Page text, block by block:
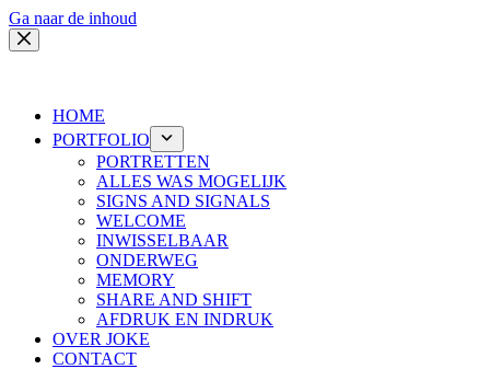
Ga naar de inhoud
HOME
PORTFOLIO
PORTRETTEN
ALLES WAS MOGELIJK
SIGNS AND SIGNALS
WELCOME
INWISSELBAAR
ONDERWEG
MEMORY
SHARE AND SHIFT
AFDRUK EN INDRUK
OVER JOKE
CONTACT